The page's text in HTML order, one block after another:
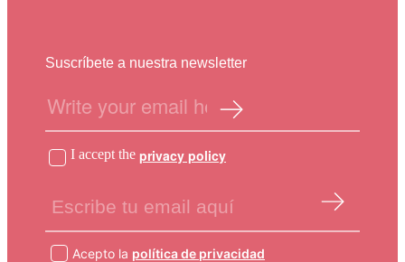
Suscríbete a nuestra newsletter
I accept the privacy policy
Acepto la política de privacidad